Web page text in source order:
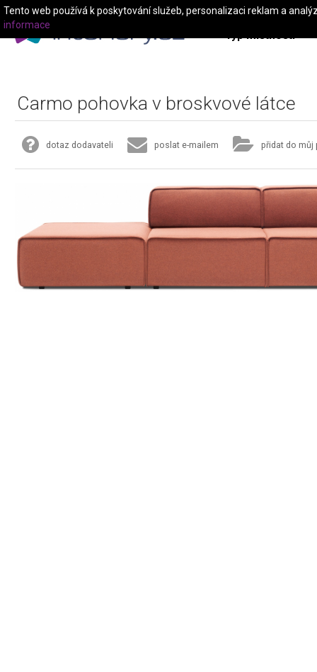
Typ místnosti
Carmo pohovka v broskvové látce
dotaz dodavateli poslat e-mailem přidat do můj
Tento web používá k poskytování služeb, personalizaci reklam a
informace